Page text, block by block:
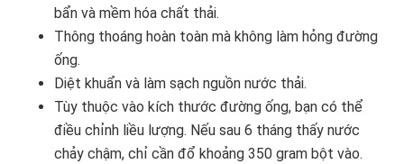
bẩn và mềm hóa chất thải.
Thông thoáng hoàn toàn mà không làm hỏng đường
ống.
Diệt khuẩn và làm sạch nguồn nước thải.
Tùy thuộc vào kích thước đường ống, bạn có thể
điều chỉnh liều lượng. Nếu sau 6 tháng thấy nước
chảy chậm, chỉ cần đổ khoảng 350 gram bột vào.